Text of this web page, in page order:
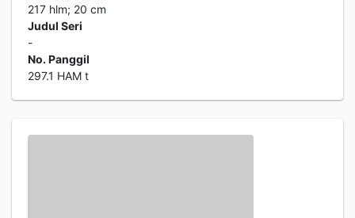
217 hlm; 20 cm
Judul Seri
-
No. Panggil
297.1 HAM t